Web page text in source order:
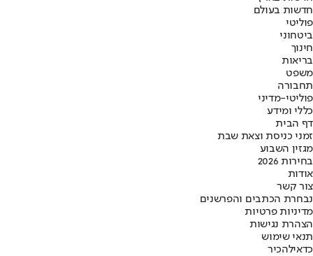
חדשות בעולם
פוליטי
ביטחוני
חינוך
בריאות
משפט
תחבורה
פוליטי-מדיני
כללי ומידע
דף הבית
זמני כניסת וצאת שבת
מגזין השבוע
בחירות 2026
אודות
צור קשר
נבחרת הכתבים והפרשנים
מדיניות פרטיות
הצהרת נגישות
תנאי שימוש
כדאילהכיר